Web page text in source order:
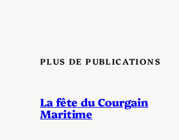
PLUS DE PUBLICATIONS
La fête du Courgain
Maritime